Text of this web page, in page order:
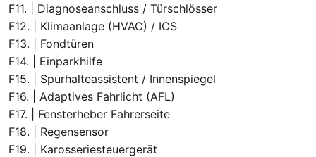
F11. | Diagnoseanschluss / Türschlösser
F12. | Klimaanlage (HVAC) / ICS
F13. | Fondtüren
F14. | Einparkhilfe
F15. | Spurhalteassistent / Innenspiegel
F16. | Adaptives Fahrlicht (AFL)
F17. | Fensterheber Fahrerseite
F18. | Regensensor
F19. | Karosseriesteuergerät